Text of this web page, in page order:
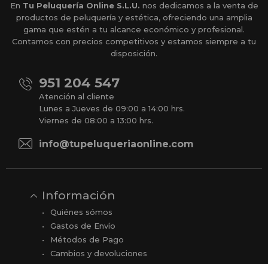
En Tu Peluquería Online S.L.U. nos dedicamos a la venta de
productos de peluquería y estética, ofreciendo una amplia
gama que estén a tu alcance económico y profesional.
Contamos con precios competitivos y estamos siempre a tu
disposición.
951 204 547
Atención al cliente
Lunes a Jueves de 09:00 a 14:00 hrs.
Viernes de 08:00 a 13:00 hrs.
info@tupeluqueriaonline.com
Información
Quiénes sómos
Gastos de Envío
Métodos de Pago
Cambios y devoluciones